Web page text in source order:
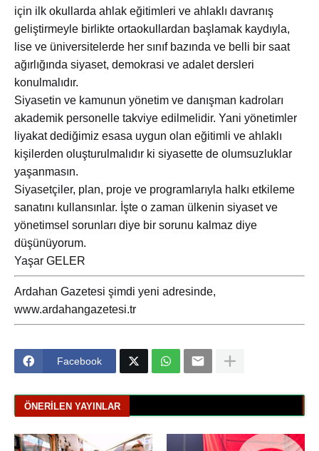
için ilk okullarda ahlak eğitimleri ve ahlaklı davranış
geliştirmeyle birlikte ortaokullardan başlamak kaydıyla,
lise ve üniversitelerde her sınıf bazında ve belli bir saat
ağırlığında siyaset, demokrasi ve adalet dersleri
konulmalıdır.
Siyasetin ve kamunun yönetim ve danışman kadroları
akademik personelle takviye edilmelidir. Yani yönetimler
liyakat dediğimiz esasa uygun olan eğitimli ve ahlaklı
kişilerden oluşturulmalıdır ki siyasette de olumsuzluklar
yaşanmasın.
Siyasetçiler, plan, proje ve programlarıyla halkı etkileme
sanatını kullansınlar. İşte o zaman ülkenin siyaset ve
yönetimsel sorunları diye bir sorunu kalmaz diye
düşünüyorum.
Yaşar GELER
Ardahan Gazetesi şimdi yeni adresinde,
www.ardahangazetesi.tr
Facebook
ÖNERILEN YAYINLAR